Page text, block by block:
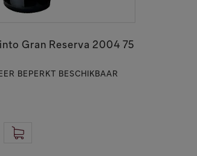
Gran Reserva 2004 75
BEPERKT BESCHIKBAAR